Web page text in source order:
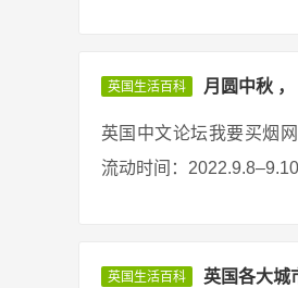
英国生活百科 月圆中秋
英国中文论坛我要买烟
流动时间：
英国生活百科 英国各大城